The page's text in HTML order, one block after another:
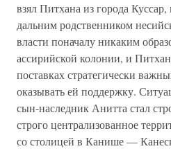
взял Питхана из города
дальним родственником
власти поначалу никаким
ассирийской колонии, и
поставках стратегически
оказывать ей поддержку.
сын-наследник Анитта стал
строго централизованное
со столицей в Канише —